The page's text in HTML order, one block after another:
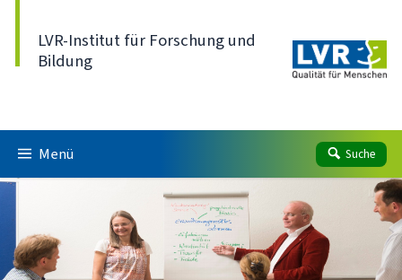
LVR-Institut für Forschung und
Bildung
Menü Suche